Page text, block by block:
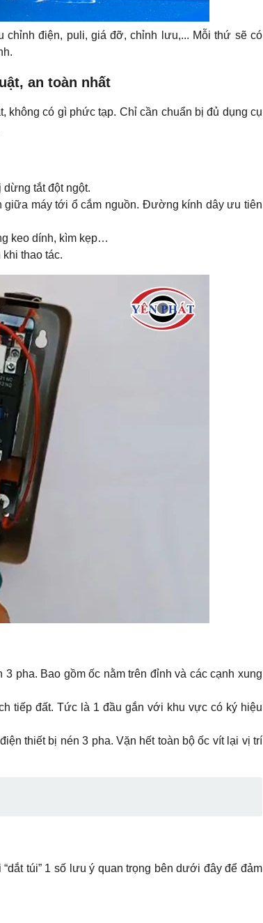
chỉnh điện, puli, giá đỡ, chỉnh lưu,... Mỗi thứ sẽ có
an toàn nhất
không có gì phức tạp. Chỉ cần chuẩn bị đủ dụng cụ
dừng tắt đột ngột.
giữa máy tới ổ cắm nguồn. Đường kính dây ưu tiên
keo dính, kìm kẹp…
thao tác.
pha. Bao gồm ốc nằm trên đỉnh và các cạnh xung
tiếp đất. Tức là 1 đầu gắn với khu vực có ký hiệu
thiết bị nén 3 pha. Vặn hết toàn bộ ốc vít lại vị trí
túi” 1 số lưu ý quan trọng bên dưới đây để đảm